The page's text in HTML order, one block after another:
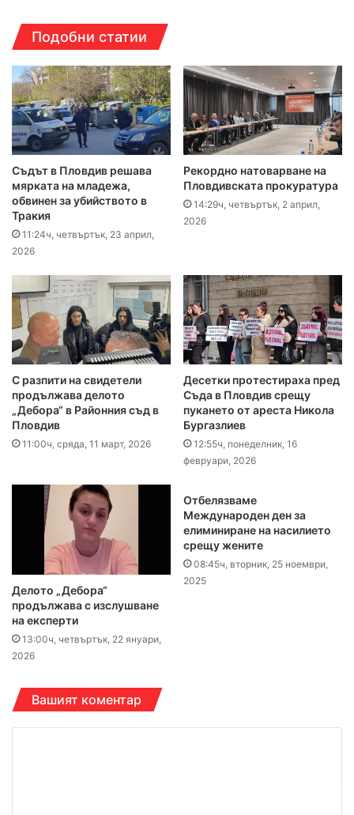
Подобни статии
Съдът в Пловдив решава
мярката на младежа,
обвинен за убийството в
Тракия
11:24ч, четвъртък, 23 април,
2026
Рекордно натоварване на
Пловдивската прокуратура
14:29ч, четвъртък, 2 април,
2026
С разпити на свидетели
продължава делото
„Дебора“ в Районния съд в
Пловдив
11:00ч, сряда, 11 март, 2026
Десетки протестираха пред
Съда в Пловдив срещу
пукането от ареста Никола
Бургазлиев
12:55ч, понеделник, 16
февруари, 2026
Делото „Дебора“
продължава с изслушване
на експерти
13:00ч, четвъртък, 22 януари,
2026
Отбелязваме
Международен ден за
елиминиране на насилието
срещу жените
08:45ч, вторник, 25 ноември,
2025
Вашият коментар